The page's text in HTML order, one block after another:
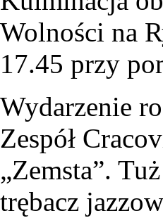
Wolności na
17.45 przy
Wydarzenie
Zespół
„Zemsta”.
trębacz